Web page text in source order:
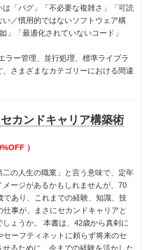
「バグ」「不必要な複雑さ」「可読
／慣用的ではないソフトウェア構
」「最適化されていないコード」
ラー管理、並行処理、標準ライブラ
、さまざまなカテゴリーにおける間違
カンドキャリア構築術
）
の人生の職業」と言う意味で、定年
ージがあるかもしれませんが、70
であり、これまでの経験、知識、技
事が、まさにセカンドキャリアと
ょうか。 本書は、42歳から真剣に
セーフティネットに頼らず将来のセ
るために、今までの経験を活かした